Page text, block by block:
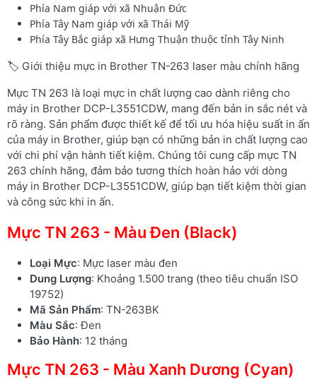
Phía Nam giáp với xã Nhuận Đức
Phía Tây Nam giáp với xã Thái Mỹ
Phía Tây Bắc giáp xã Hưng Thuận thuộc tỉnh Tây Ninh
🏷️ Giới thiệu mực in Brother TN-263 laser màu chính hãng
Mực TN 263 là loại mực in chất lượng cao dành riêng cho
máy in Brother DCP-L3551CDW, mang đến bản in sắc nét và
rõ ràng. Sản phẩm được thiết kế để tối ưu hóa hiệu suất in ấn
của máy in Brother, giúp bạn có những bản in chất lượng cao
với chi phí vận hành tiết kiệm. Chúng tôi cung cấp mực TN
263 chính hãng, đảm bảo tương thích hoàn hảo với dòng
máy in Brother DCP-L3551CDW, giúp bạn tiết kiệm thời gian
và công sức khi in ấn.
Mực TN 263 - Màu Đen (Black)
Loại Mực: Mực laser màu đen
Dung Lượng: Khoảng 1.500 trang (theo tiêu chuẩn ISO
19752)
Mã Sản Phẩm: TN-263BK
Màu Sắc: Đen
Bảo Hành: 12 tháng
Mực TN 263 - Màu Xanh Dương (Cyan)